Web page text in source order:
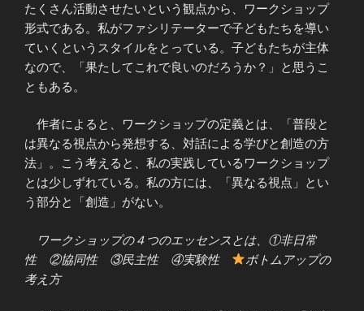
たくさん活動させたいという観点から、ワークショップ
形式である。私がファシリテーターで子どもたちを導い
ていくというスタイルをとっている。子どもたちが主体
なので、「果たしてこれで良いのだろうか？」と思うこ
ともある。
作者によると、ワークショップの定義とは、「普段と
は異なる視点から発想する、対話による学びと創造の方
法」。こう考えると、私の実践しているワークショップ
とは少しずれている。私の方には、「異なる視点」とい
う部分と「創造」がない。
ワークショップの４つのエッセンスとは、①非日常
性 ②協同性 ③民主性 ④実験性
ボトムアップの
考え方